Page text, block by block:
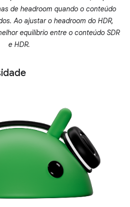
de headroom quando o conteúdo
Ao ajustar o headroom do HDR,
equilíbrio entre o conteúdo SDR
e HDR.